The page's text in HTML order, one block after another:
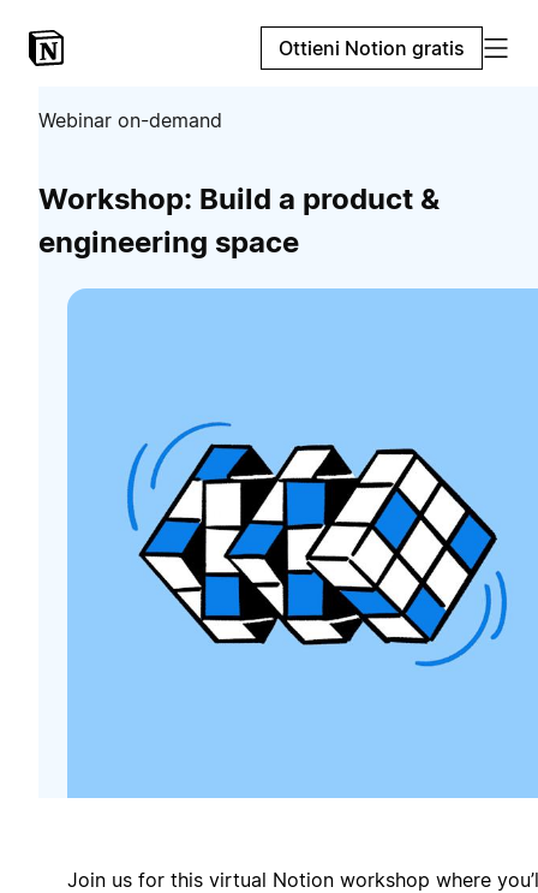
Ottieni Notion gratis
Webinar on-demand
Workshop: Build a product &
engineering space
Join us for this virtual Notion workshop where